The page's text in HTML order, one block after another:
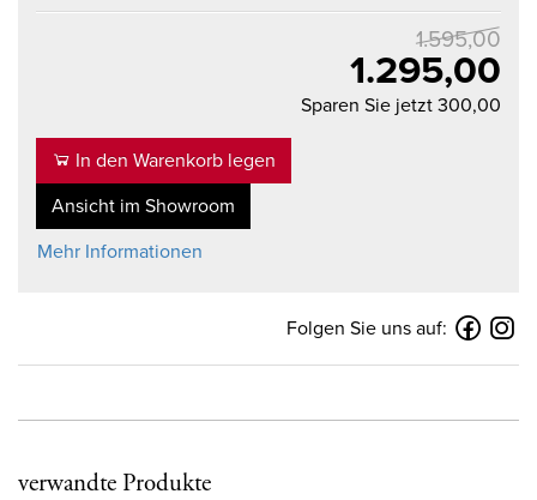
1.595,00
1.295,00
Sparen Sie jetzt 300,00
In den Warenkorb legen
Ansicht im Showroom
Mehr Informationen
Folgen Sie uns auf:
verwandte Produkte